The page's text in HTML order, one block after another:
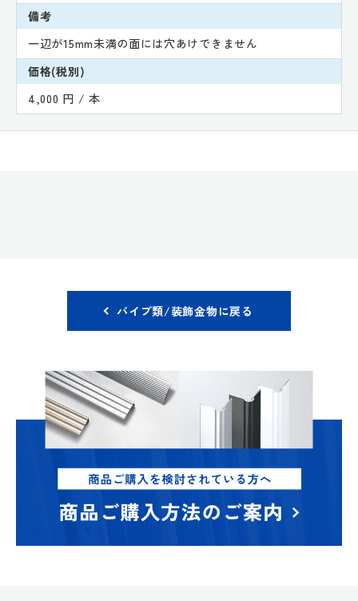
備考
一辺が15mm未満の面には穴あけできません
価格(税別)
4,000 円 / 本
パイプ類/装飾金物に戻る